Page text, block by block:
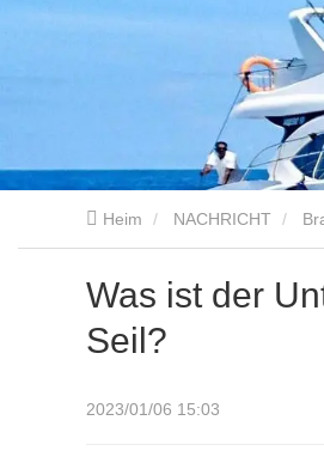
Heim NACHRICHT
Was ist der
Seil?
2023/01/06 15:03